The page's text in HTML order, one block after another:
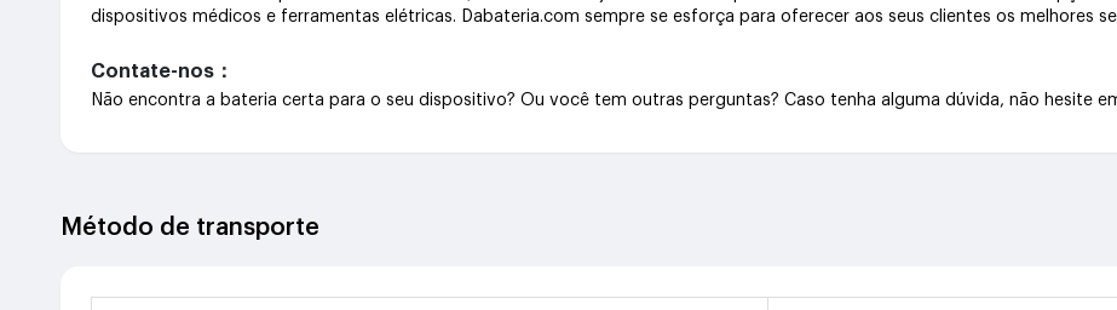
dispositivos médicos e ferramentas elétricas. Dabateria.com sempre se esforça para oferecer aos seus clientes os melhores
Contate-nos：
Não encontra a bateria certa para o seu dispositivo? Ou você tem outras perguntas? Caso tenha alguma dúvida, não hesite
Método de transporte